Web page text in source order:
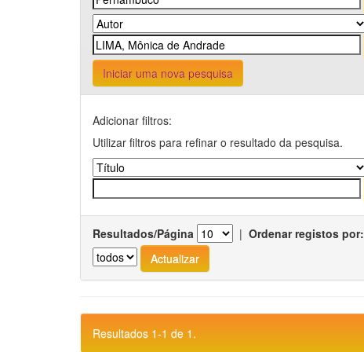
Iniciar uma nova pesquisa
Adicionar filtros:
Utilizar filtros para refinar o resultado da pesquisa.
Resultados/Página | Ordenar registos por:
Resultados 1-1 de 1.